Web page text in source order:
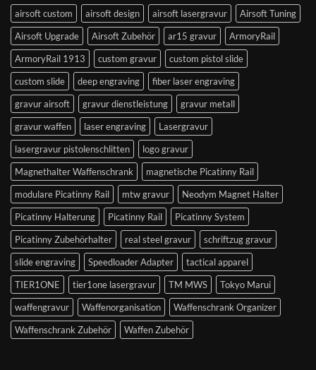
airsoft custom airsoft design airsoft lasergravur
Airsoft Tuning
Airsoft Upgrade
Airsoft Zubehör ar15 gravur
ArmoryRail
ArmoryRail 1913
custom gravur
custom pistol slide
custom slide
deep engraving
fiber laser engraving
gravur airsoft
gravur dienstleistung
gravur metall
gravur waffen
laser engraving
Lasergravur
lasergravur pistolenschlitten
logo gravur
Magnethalter Waffenschrank
magnetische Picatinny Rail
modulare Picatinny Rail
mtw gravur
Neodym Magnet Halter
Picatinny Halterung
Picatinny Rail
Picatinny System
Picatinny Zubehörhalter
real steel gravur
schriftzug gravur
slide engraving
Speedloader Adapter
tactical apparel
TIER1ONE
tier1one lasergravur TM MWS
Tokyo Marui
waffengravur
Waffenorganisation
Waffenschrank Organizer
Waffenschrank Zubehör
Waffen Zubehör